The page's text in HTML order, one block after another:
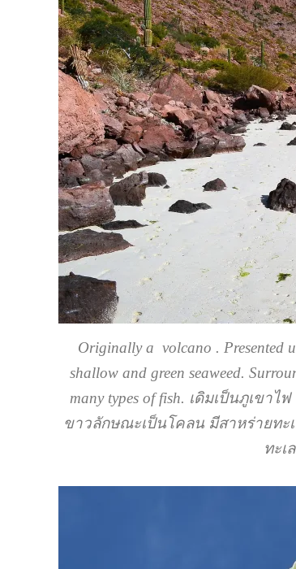
Originally a volcano . Presented
shallow and green seaweed.
many types of fish. เดิมเป็นภูเขา
ขาวลักษณะเป็นโคลน มีสาหร่ายทะ
ทะเ